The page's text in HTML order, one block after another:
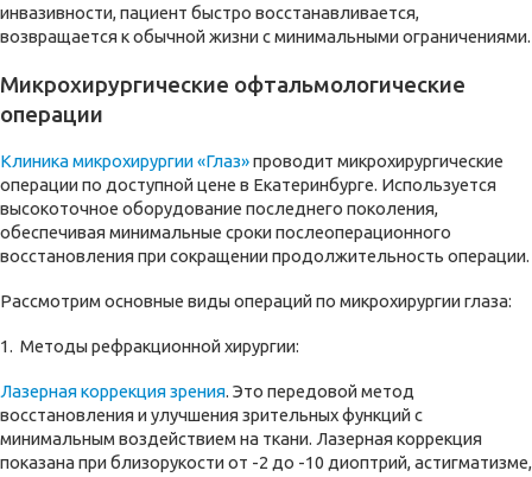
инвазивности, пациент быстро восстанавливается,
возвращается к обычной жизни с минимальными ограничениями.
Микрохирургические офтальмологические
операции
Клиника микрохирургии «Глаз»проводит микрохирургические
операции по доступной цене в Екатеринбурге. Используется
высокоточное оборудование последнего поколения,
обеспечивая минимальные сроки послеоперационного
восстановления при сокращении продолжительность операции.
Рассмотрим основные виды операций по микрохирургии глаза:
1. Методы рефракционной хирургии:
Лазерная коррекция зрения. Это передовой метод
восстановления и улучшения зрительных функций с
минимальным воздействием на ткани. Лазерная коррекция
показана при близорукости от -2 до -10 диоптрий, астигматизме,